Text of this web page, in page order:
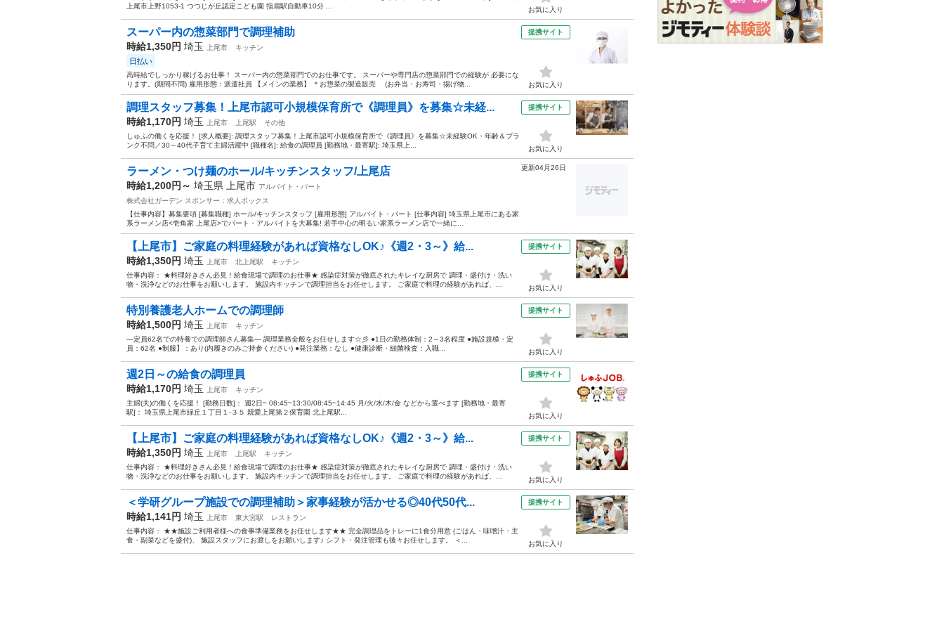
上尾市上野1053-1 つつじが丘認定こども園 指扇駅自動車10分 ...
お気に入り
スーパー内の惣菜部門で調理補助
時給1,350円 埼玉 上尾市 キッチン
日払い
高時給でしっかり稼げるお仕事！ スーパー内の惣菜部門でのお仕事です。 スーパーや専門店の惣菜部門での経験が 必要にな
ります。(期間不問) 雇用形態：派遣社員 【メインの業務】 ＊お惣菜の製造販売 (お弁当・お寿司・揚げ物...
提携サイト
お気に入り
調理スタッフ募集！上尾市認可小規模保育所で《調理員》を募集☆未経...
時給1,170円 埼玉 上尾市 上尾駅
その他
しゅふの働くを応援！ [求人概要]: 調理スタッフ募集！上尾市認可小規模保育所で《調理員》を募集☆未経験OK・年齢＆ブラ
ンク不問／30～40代子育て主婦活躍中 [職種名]: 給食の調理員 [勤務地・最寄駅]: 埼玉県上...
提携サイト
お気に入り
ラーメン・つけ麺のホール/キッチンスタッフ/上尾店
時給1,200円～ 埼玉県 上尾市 アルバイト・パート
株式会社ガーデン スポンサー：求人ボックス
【仕事内容】募集要項 [募集職種] ホール/キッチンスタッフ [雇用形態] アルバイト・パート [仕事内容] 埼玉県上尾市にある家
系ラーメン店<壱角家 上尾店>でパート・アルバイトを大募集! 若手中心の明るい家系ラーメン店で一緒に...
更新04月26日
【上尾市】ご家庭の料理経験があれば資格なしOK♪《週2・3～》給...
時給1,350円 埼玉 上尾市 北上尾駅
キッチン
仕事内容： ★料理好きさん必見！給食現場で調理のお仕事★ 感染症対策が徹底されたキレイな厨房で 調理・盛付け・洗い
物・洗浄などのお仕事をお願いします。 施設内キッチンで調理担当をお任せします。 ご家庭で料理の経験があれば、...
提携サイト
お気に入り
特別養護老人ホームでの調理師
時給1,500円 埼玉 上尾市
キッチン
—定員62名での特養での調理師さん募集— 調理業務全般をお任せします☆彡 ●1日の勤務体制：2～3名程度 ●施設規模・定
員：62名 ●制服】：あり(内履きのみご持参ください) ●発注業務：なし ●健康診断・細菌検査：入職...
提携サイト
お気に入り
週2日～の給食の調理員
時給1,170円 埼玉 上尾市
キッチン
主婦(夫)の働くを応援！ [勤務日数]： 週2日~ 08:45~13:30/08:45~14:45 月/火/水/木/金 などから選べます [勤務地・最寄
駅]： 埼玉県上尾市緑丘１丁目１-３５ 親愛上尾第２保育園 北上尾駅...
提携サイト
お気に入り
【上尾市】ご家庭の料理経験があれば資格なしOK♪《週2・3～》給...
時給1,350円 埼玉 上尾市 上尾駅
キッチン
仕事内容： ★料理好きさん必見！給食現場で調理のお仕事★ 感染症対策が徹底されたキレイな厨房で 調理・盛付け・洗い
物・洗浄などのお仕事をお願いします。 施設内キッチンで調理担当をお任せします。 ご家庭で料理の経験があれば、...
提携サイト
お気に入り
＜学研グループ施設での調理補助＞家事経験が活かせる◎40代50代...
時給1,141円 埼玉 上尾市 東大宮駅
レストラン
仕事内容： ★★施設ご利用者様への食事準備業務をお任せします★★ 完全調理品をトレーに1食分用意 (ごはん・味噌汁・主
食・副菜などを盛付)、 施設スタッフにお渡しをお願いします♪ シフト・発注管理も後々お任せします。 ＜...
提携サイト
お気に入り